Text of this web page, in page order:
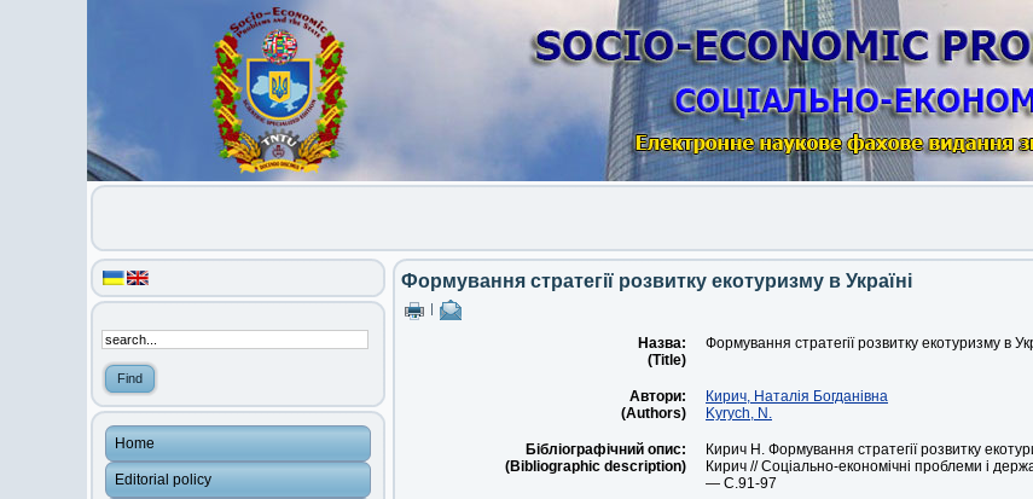
Home
Editorial policy
Формування стратегії розвитку екотуризму в Україні
Назва:
(Title)
Формування стратегії розвитку екотуризму в
Автори:
(Authors)
Кирич, Наталія Богданівна
Kyrych, N.
Бібліографічний опис:
(Bibliographic description)
Кирич Н. Формування стратегії розвитку
Кирич // Соціально-економічні проблеми і
— С.91-97